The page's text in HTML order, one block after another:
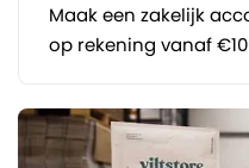
Maak een zakelijk
op rekening vanaf